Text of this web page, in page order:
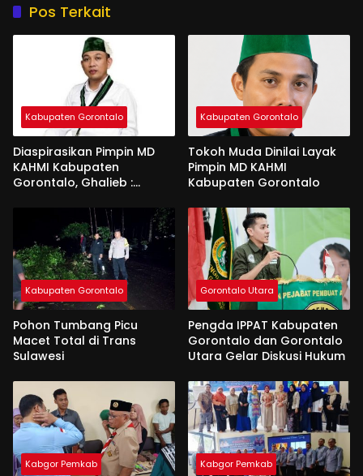
Pos Terkait
Kabupaten Gorontalo
Diaspirasikan Pimpin MD
KAHMI Kabupaten
Gorontalo, Ghalieb :
Kabupaten Gorontalo
Tokoh Muda Dinilai Layak
Pimpin MD KAHMI
Kabupaten Gorontalo
Kabupaten Gorontalo
Pohon Tumbang Picu
Macet Total di Trans
Sulawesi
Gorontalo Utara
Pengda IPPAT Kabupaten
Gorontalo dan Gorontalo
Utara Gelar Diskusi Hukum
Kabgor Pemkab Kabgor Pemkab